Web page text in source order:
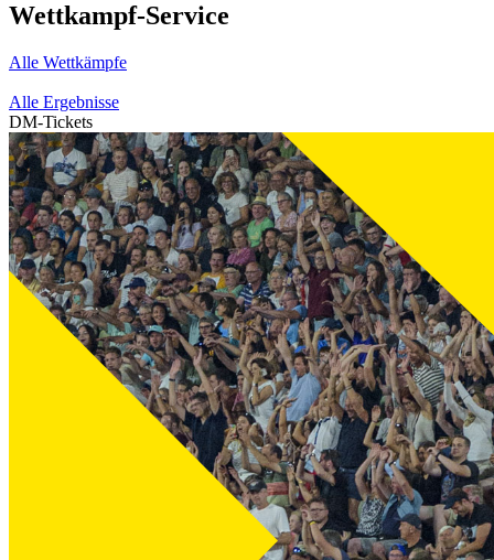
Wettkampf-Service
Alle Wettkämpfe
Alle Ergebnisse
DM-Tickets